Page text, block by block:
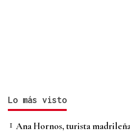
Lo más visto
Ana Hornos, turista